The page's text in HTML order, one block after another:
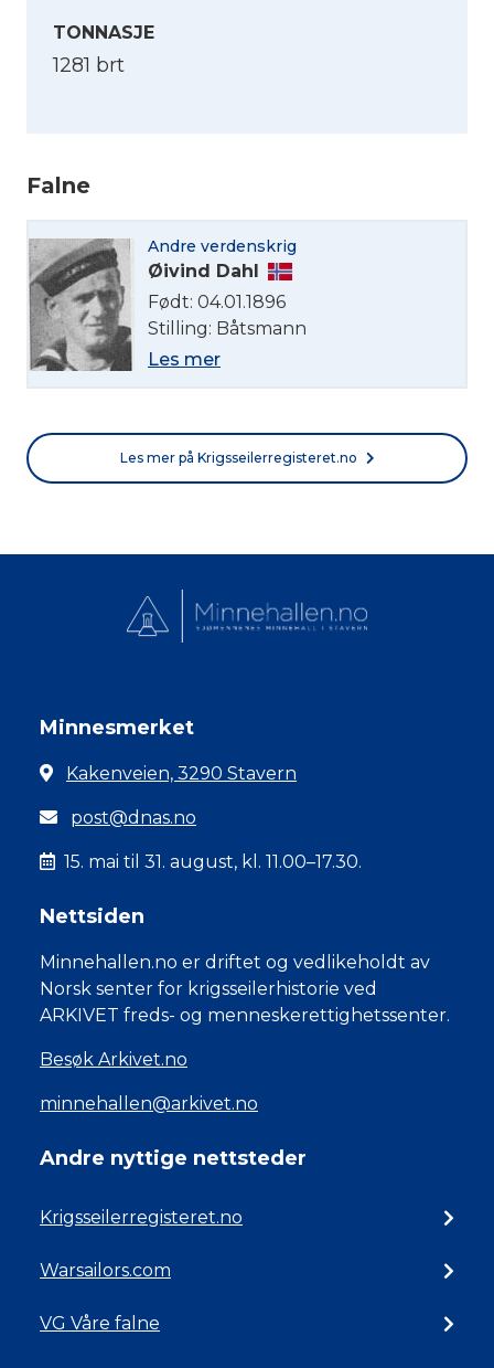
TONNASJE
1281 brt
Falne
Andre verdenskrig
Øivind Dahl
Født: 04.01.1896
Stilling: Båtsmann
Les mer
Les mer på Krigsseilerregisteret.no
Minnesmerket
Kakenveien, 3290 Stavern
post@dnas.no
15. mai til 31. august, kl. 11.00–17.30.
Nettsiden
Minnehallen.no er driftet og vedlikeholdt av
Norsk senter for krigsseilerhistorie ved
ARKIVET freds- og menneskerettighetssenter.
Besøk Arkivet.no
minnehallen@arkivet.no
Andre nyttige nettsteder
Krigsseilerregisteret.no
Warsailors.com
VG Våre falne
Velg språk
English
Norsk bokmål